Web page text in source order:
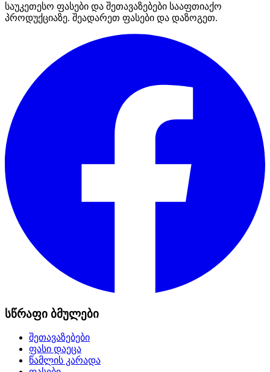
საუკეთესო ფასები და შეთავაზებები სააფთიაქო
პროდუქციაზე. შეადარეთ ფასები და დაზოგეთ.
სწრაფი ბმულები
შეთავაზებები
ფასი დაეცა
წამლის კარადა